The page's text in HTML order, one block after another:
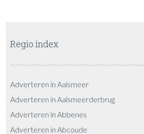
Regio index
Adverteren in Aalsmeer
Adverteren in Aalsmeerderbrug
Adverteren in Abbenes
Adverteren in Abcoude